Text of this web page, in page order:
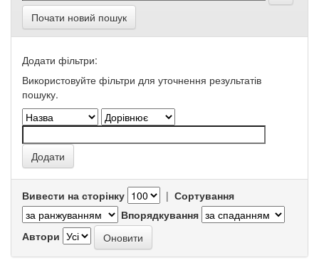
Почати новий пошук
Додати фільтри:
Використовуйте фільтри для уточнення результатів
пошуку.
Вивести на сторінку | Сортування
Впорядкування
Автори